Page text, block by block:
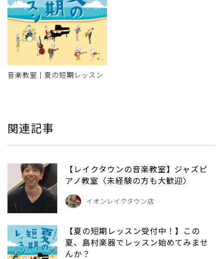
音楽教室｜夏の短期レッスン
関連記事
【レイクタウンの音楽教室】ジャズピ
アノ教室〈未経験の方も大歓迎〉
イオンレイクタウン店
【夏の短期レッスン受付中！】この
夏、島村楽器でレッスン始めてみませ
んか？